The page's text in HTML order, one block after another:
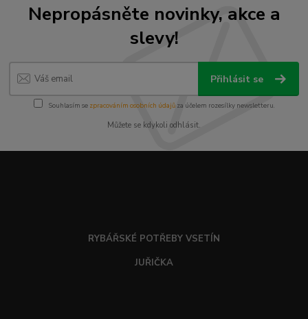
Nepropásněte novinky, akce a
slevy!
Přihlásit se
Souhlasím se zpracováním osobních údajůza účelem rozesílky newsletteru.
Můžete se kdykoli odhlásit.
RYBÁŘSKÉ POTŘEBY VSETÍN
JUŘIČKA